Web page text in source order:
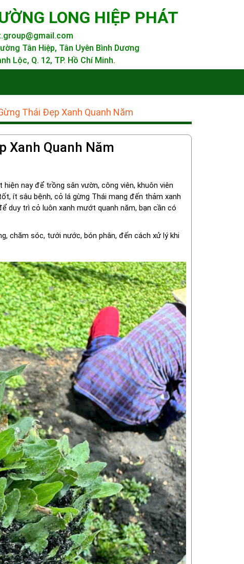
LONG HIỆP PHÁT
Tân Hiệp, Tân Uyên Bình Dương
Lộc, Q. 12, TP. Hồ Chí Minh.
Thái Đẹp Xanh Quanh Năm
Xanh Quanh Năm
nay để trồng sân vườn, công viên, khuôn viên
ít sâu bệnh, cỏ lá gừng Thái mang đến thảm xanh
duy trì cỏ luôn xanh mướt quanh năm, bạn cần có
chăm sóc, tưới nước, bón phân, đến cách xử lý khi